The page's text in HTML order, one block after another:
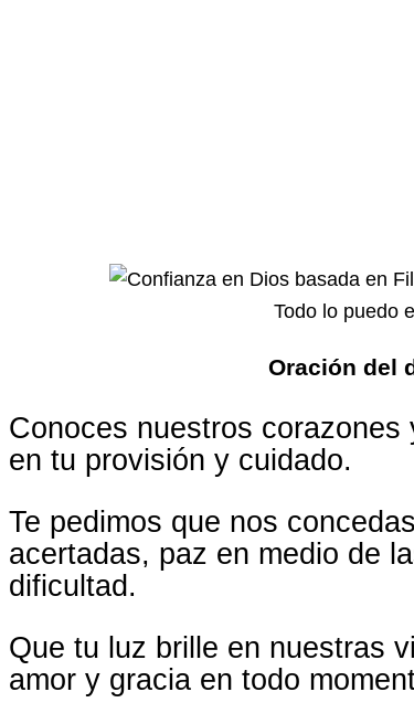
Todo lo puedo
Oración del
Conoces nuestros
en tu provisión y cuidado.
Te pedimos que nos
acertadas, paz en medio de
dificultad.
Que tu luz brille en nuestras
amor y gracia en todo